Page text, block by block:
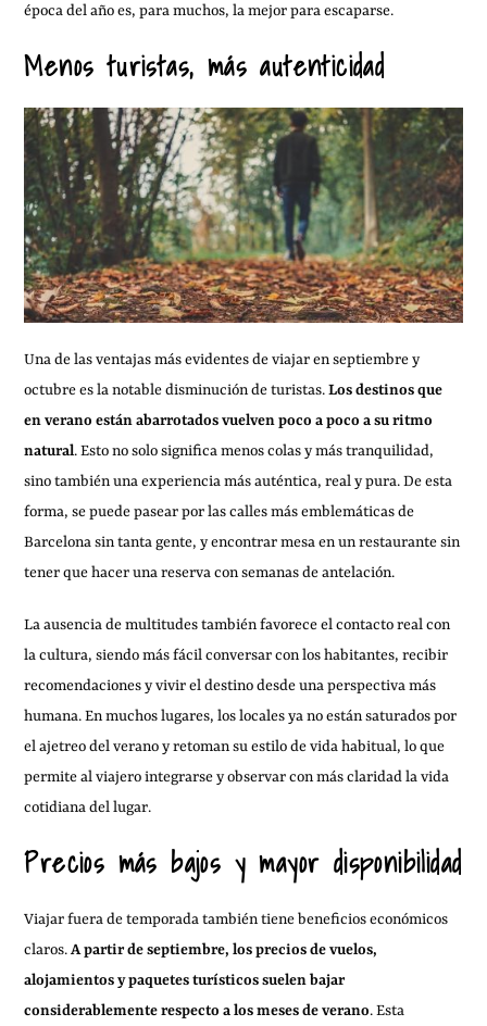
época del año es, para muchos, la mejor para escaparse.
Menos turistas, más autenticidad
Una de las ventajas más evidentes de viajar en septiembre y
octubre es la notable disminución de turistas.Los destinos que
en verano están abarrotados vuelven poco a poco a su ritmo
natural. Esto no solo significa menos colas y más tranquilidad,
sino también una experiencia más auténtica, real y pura. De esta
forma, se puede pasear por las calles más emblemáticas de
Barcelona sin tanta gente, y encontrar mesa en un restaurante sin
tener que hacer una reserva con semanas de antelación.
La ausencia de multitudes también favorece el contacto real con
la cultura, siendo más fácil conversar con los habitantes, recibir
recomendaciones y vivir el destino desde una perspectiva más
humana. En muchos lugares, los locales ya no están saturados por
el ajetreo del verano y retoman su estilo de vida habitual, lo que
permite al viajero integrarse y observar con más claridad la vida
cotidiana del lugar.
Precios más bajos y mayor disponibilidad
Viajar fuera de temporada también tiene beneficios económicos
claros.A partir de septiembre, los precios de vuelos,
alojamientos y paquetes turísticos suelen bajar
considerablemente respecto a los meses de verano. Esta